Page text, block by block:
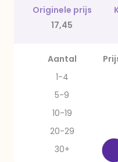
Originele prijs
17,45
Aantal
1-4
5-9
10-19
20-29
30+